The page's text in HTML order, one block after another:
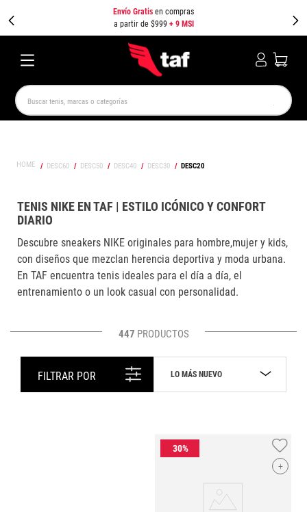
Envío Gratis en compras
a partir de $999 + 9 MSI
Buscar tenis, marcas o categorías
DESC60 DESC50 DESC40 DESC30 DESC20
TENIS NIKE EN TAF | ESTILO ICÓNICO Y CONFORT
DIARIO
Descubre sneakers NIKE originales para hombre,mujer y kids,
con diseños que mezclan herencia deportiva y moda urbana.
En TAF encuentra tenis ideales para el día a día, el
entrenamiento o un look casual con personalidad.
447 PRODUCTOS
FILTRAR POR LO MÁS NUEVO
+